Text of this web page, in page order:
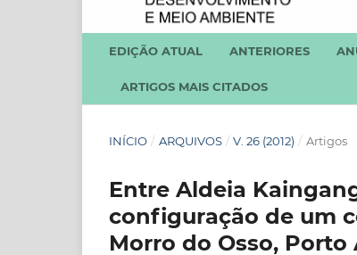
EDIÇÃO ATUAL ANTERIORES
ARTIGOS MAIS CITADOS
INÍCIO / ARQUIVOS / V. 26 (2012) / Artigos
Entre Aldeia
configuração de um
Morro do Osso, Porto